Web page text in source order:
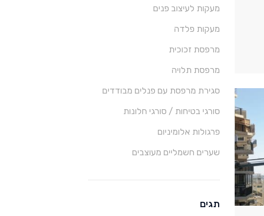
מעקות לעיצוב פנים
מעקות פלדה
מרפסת זכוכית
מרפסת תלויה
סגירת מרפסת עם פנלים מבודדים
סורגי בטיחות / סורגי חלונות
פרגולות אלומיניום
שערים חשמליים מעוצבים
תגים